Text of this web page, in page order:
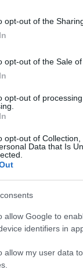
opt-out of the
opt-out of the Sale
opt-out of
opt-out of
Data that Is
allow Google to
identifiers in
allow my user data
τους, με
Dai»